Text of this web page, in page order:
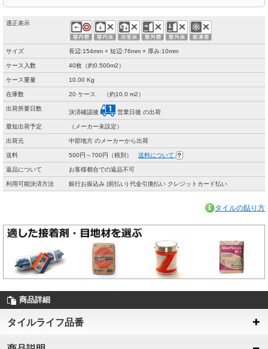
適正表示
サイズ 長辺:154mm × 短辺:76mm × 厚み:10mm
ケース入数 40枚（約0.500m2）
ケース重量 10.00 Kg
在庫数 20 ケース （約10.0 m2）
出荷所要日数
決済確認後 営業日後 の出荷
最短出荷予定 （メーカー未設定）
出荷元 中部地方 のメーカーから出荷
送料 500円～700円（税別） 送料について
返品について お客様都合での返品不可
利用可能決済方法 銀行お振込み (前払い) 代金引換払い クレジットカード払い
タイルの貼り方
商品詳細
タイルライフ品番